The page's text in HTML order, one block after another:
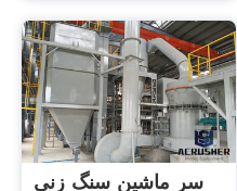
سر ماشین سنگ زنی